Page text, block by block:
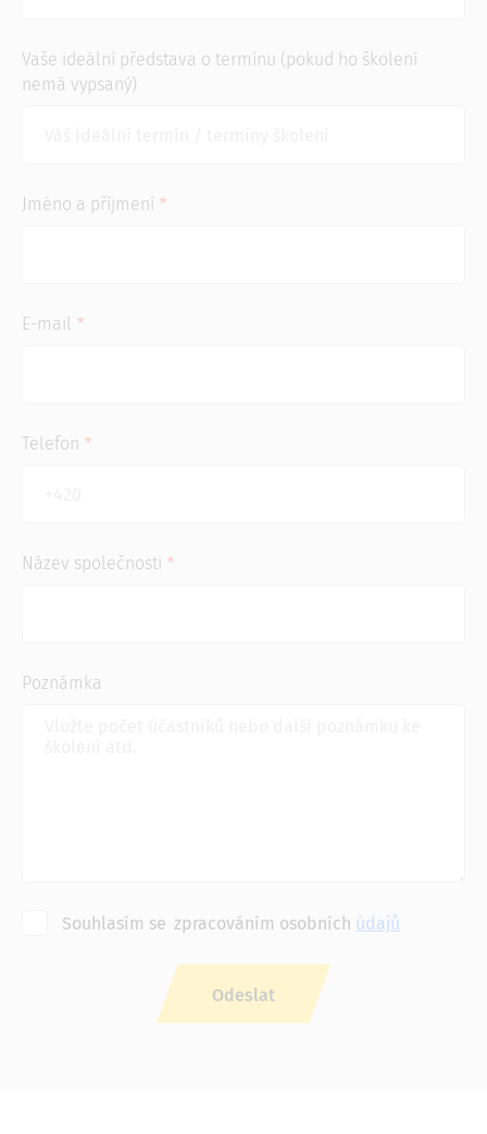
Vaše ideální představa o termínu (pokud ho školení
nemá vypsaný)
Jméno a příjmení
E-mail
Telefon
Název společnosti
Poznámka
Souhlasím se zpracováním osobních údajů